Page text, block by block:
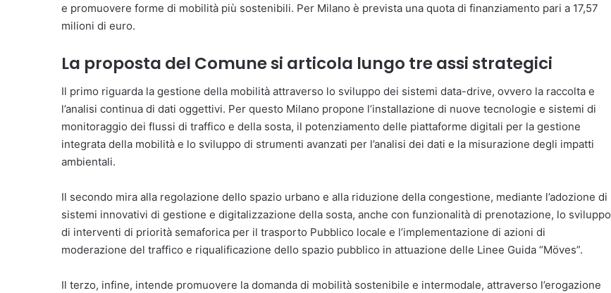
e promuovere forme di mobilità più sostenibili. Per Milano è prevista una quota di finanziamento pari a 17,57
milioni di euro.
La proposta del Comune si articola lungo tre assi strategici
Il primo riguarda la gestione della mobilità attraverso lo sviluppo dei sistemi data-drive, ovvero la raccolta e
l’analisi continua di dati oggettivi. Per questo Milano propone l’installazione di nuove tecnologie e sistemi di
monitoraggio dei flussi di traffico e della sosta, il potenziamento delle piattaforme digitali per la gestione
integrata della mobilità e lo sviluppo di strumenti avanzati per l’analisi dei dati e la misurazione degli impatti
ambientali.
Il secondo mira alla regolazione dello spazio urbano e alla riduzione della congestione, mediante l’adozione di
sistemi innovativi di gestione e digitalizzazione della sosta, anche con funzionalità di prenotazione, lo sviluppo
di interventi di priorità semaforica per il trasporto Pubblico locale e l’implementazione di azioni di
moderazione del traffico e riqualificazione dello spazio pubblico in attuazione delle Linee Guida “Möves”.
Il terzo, infine, intende promuovere la domanda di mobilità sostenibile e intermodale, attraverso l’erogazione